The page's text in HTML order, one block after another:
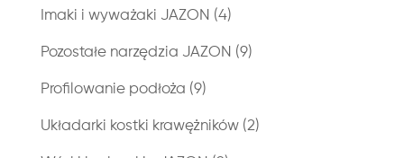
Imaki i wyważaki JAZON (4)
Pozostałe narzędzia JAZON (9)
Profilowanie podłoża (9)
Układarki kostki krawężników (2)